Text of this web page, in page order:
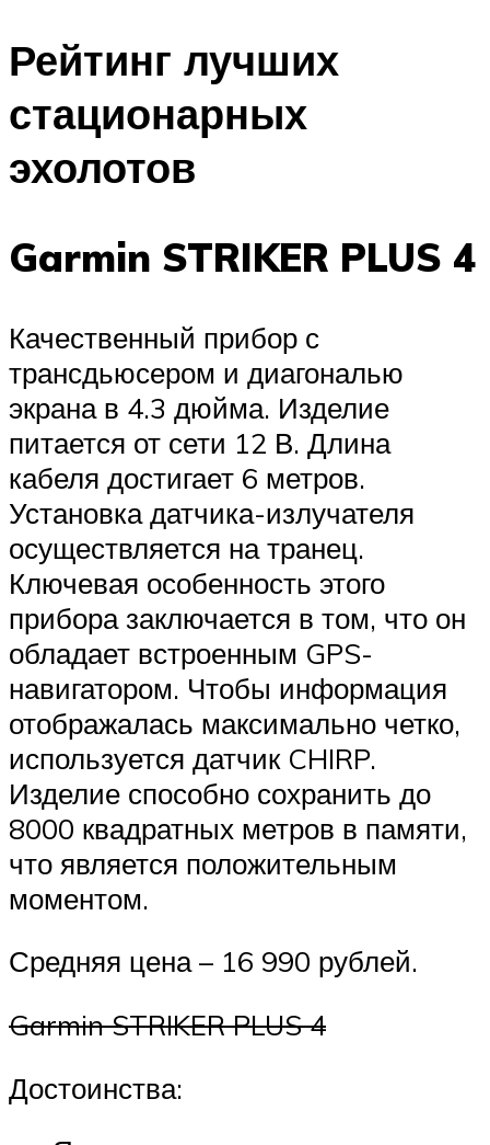
Рейтинг лучших
стационарных
эхолотов
Garmin STRIKER PLUS 4
Качественный прибор с
трансдьюсером и диагональю
экрана в 4.3 дюйма. Изделие
питается от сети 12 В. Длина
кабеля достигает 6 метров.
Установка датчика-излучателя
осуществляется на транец.
Ключевая особенность этого
прибора заключается в том, что он
обладает встроенным GPS-
навигатором. Чтобы информация
отображалась максимально четко,
используется датчик CHIRP.
Изделие способно сохранить до
8000 квадратных метров в памяти,
что является положительным
моментом.
Средняя цена – 16 990 рублей.
Garmin STRIKER PLUS 4
Достоинства: